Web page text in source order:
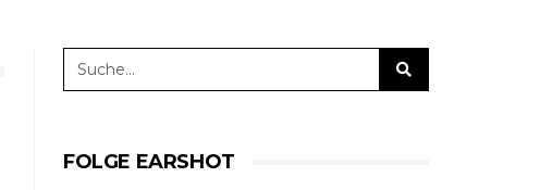
FOLGE EARSHOT